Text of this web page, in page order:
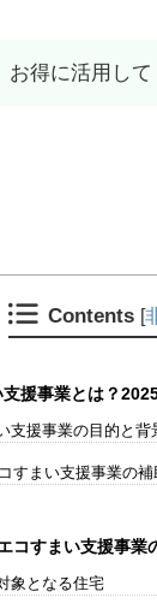
得に活用して
Contents [
援事業とは？
支援事業の目的と背
すまい支援事業の
コすまい支援事業
象となる住宅